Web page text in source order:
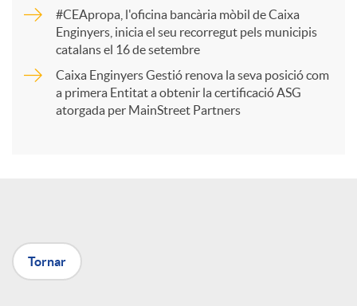
r
t
X
#CEApropa, l'oficina bancària mòbil de Caixa
Enginyers, inicia el seu recorregut pels municipis
catalans el 16 de setembre
Caixa Enginyers Gestió renova la seva posició com
a primera Entitat a obtenir la certificació ASG
atorgada per MainStreet Partners
Tornar